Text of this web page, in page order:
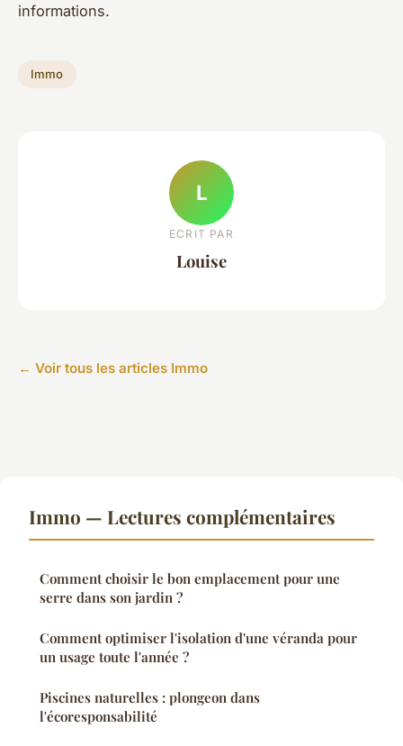
informations.
Immo
L
ECRIT PAR
Louise
← Voir tous les articles Immo
Immo — Lectures complémentaires
Comment choisir le bon emplacement pour une
serre dans son jardin ?
Comment optimiser l'isolation d'une véranda pour
un usage toute l'année ?
Piscines naturelles : plongeon dans
l'écoresponsabilité